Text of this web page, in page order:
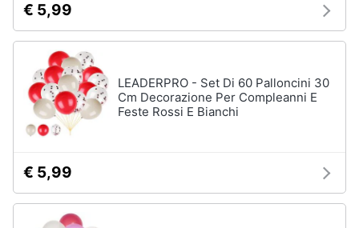
Per
gli
amanti
moda
Per
amanti
della
Vedi
tutti
€ 5,99
LEADERPRO - Set Di 60 Palloncini 30
Cm Decorazione Per Compleanni E
Feste Rossi E Bianchi
€ 5,99